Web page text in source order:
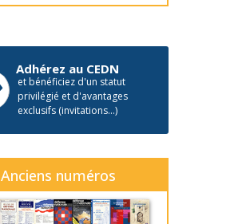
Adhérez au CEDN
et bénéficiez d'un statut
privilégié et d'avantages
exclusifs (invitations...)
Anciens numéros